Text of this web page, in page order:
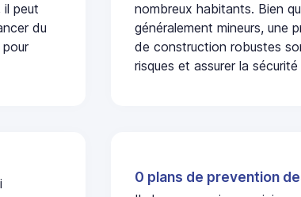
peut
du
nombreux habitants. Bien
généralement mineurs, une
de construction robustes
risques et assurer la
0 plans de prevention